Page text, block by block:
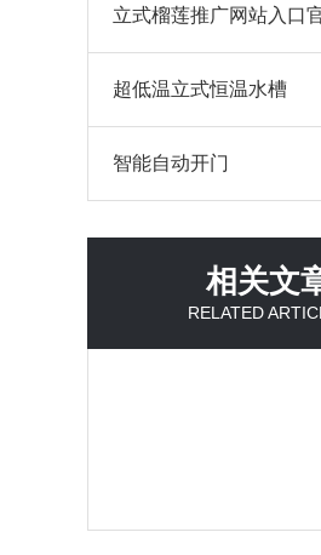
立式榴莲推广网站入口
超低温立式恒温水槽
智能自动开门
相关文
RELATED